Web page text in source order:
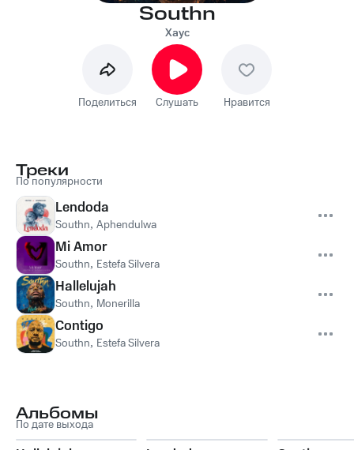
Southn
Хаус
Поделиться Слушать Нравится
Треки
По популярности
Lendoda
Southn, Aphendulwa
Mi Amor
Southn, Estefa Silvera
Hallelujah
Southn, Monerilla
Contigo
Southn, Estefa Silvera
Альбомы
По дате выхода